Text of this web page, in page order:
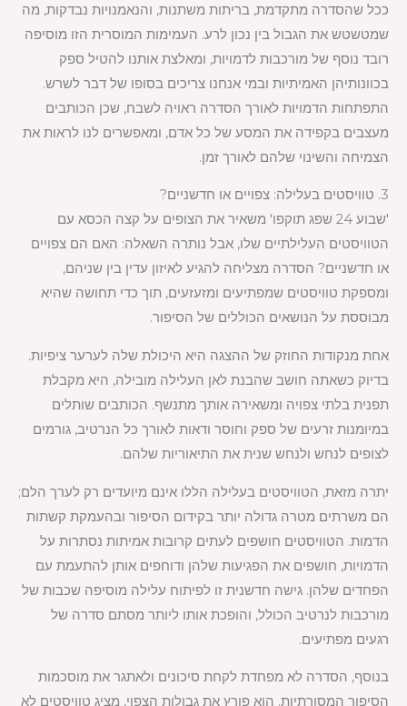
ככל שהסדרה מתקדמת, בריתות משתנות, והנאמנויות נבדקות, מה
שמטשטש את הגבול בין נכון לרע. העמימות המוסרית הזו מוסיפה
רובד נוסף של מורכבות לדמויות, ומאלצת אותנו להטיל ספק
בכוונותיהן האמיתיות ובמי אנחנו צריכים בסופו של דבר לשרש.
התפתחות הדמויות לאורך הסדרה ראויה לשבח, שכן הכותבים
מעצבים בקפידה את המסע של כל אדם, ומאפשרים לנו לראות את
הצמיחה והשינוי שלהם לאורך זמן.
3. טוויסטים בעלילה: צפויים או חדשניים?
'שבוע 24 שפג תוקפו' משאיר את הצופים על קצה הכסא עם
הטוויסטים העלילתיים שלו, אבל נותרה השאלה: האם הם צפויים
או חדשניים? הסדרה מצליחה להגיע לאיזון עדין בין שניהם,
ומספקת טוויסטים שמפתיעים ומזעזעים, תוך כדי תחושה שהיא
מבוססת על הנושאים הכוללים של הסיפור.
אחת מנקודות החוזק של ההצגה היא היכולת שלה לערער ציפיות.
בדיוק כשאתה חושב שהבנת לאן העלילה מובילה, היא מקבלת
תפנית בלתי צפויה ומשאירה אותך מתנשף. הכותבים שותלים
במיומנות זרעים של ספק וחוסר ודאות לאורך כל הנרטיב, גורמים
לצופים לנחש ולנחש שנית את התיאוריות שלהם.
יתרה מזאת, הטוויסטים בעלילה הללו אינם מיועדים רק לערך הלם;
הם משרתים מטרה גדולה יותר בקידום הסיפור ובהעמקת קשתות
הדמות. הטוויסטים חושפים לעתים קרובות אמיתות נסתרות על
הדמויות, חושפים את הפגיעות שלהן ודוחפים אותן להתעמת עם
הפחדים שלהן. גישה חדשנית זו לפיתוח עלילה מוסיפה שכבות של
מורכבות לנרטיב הכולל, והופכת אותו ליותר מסתם סדרה של
רגעים מפתיעים.
בנוסף, הסדרה לא מפחדת לקחת סיכונים ולאתגר את מוסכמות
הסיפור המסורתיות. הוא פורץ את גבולות הצפוי, מציג טוויסטים לא